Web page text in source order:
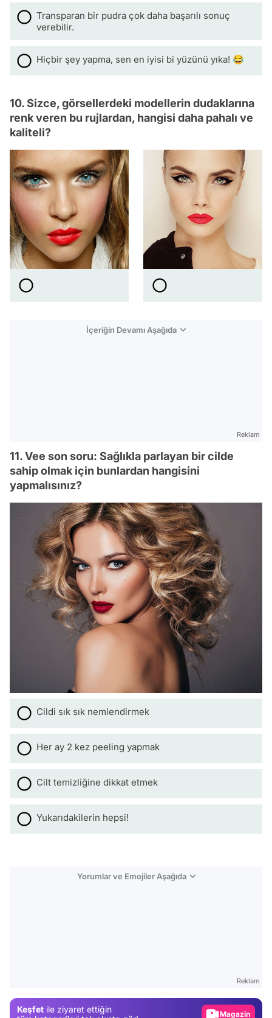
Transparan bir pudra çok daha başarılı sonuç
verebilir.
Hiçbir şey yapma, sen en iyisi bi yüzünü yıka! 😂
10. Sizce, görsellerdeki modellerin dudaklarına
renk veren bu rujlardan, hangisi daha pahalı ve
kaliteli?
İçeriğin Devamı Aşağıda
Reklam
11. Vee son soru: Sağlıkla parlayan bir cilde
sahip olmak için bunlardan hangisini
yapmalısınız?
Cildi sık sık nemlendirmek
Her ay 2 kez peeling yapmak
Cilt temizliğine dikkat etmek
Yukarıdakilerin hepsi!
Yorumlar ve Emojiler Aşağıda
Reklam
Keşfet ile ziyaret ettiğin
Video